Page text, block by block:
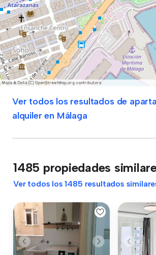
Ver todos los resultados de
alquiler en Málaga
1485 propiedades
Ver todos los 1485 resultados